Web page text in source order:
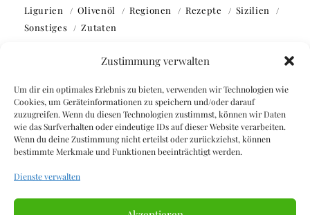
Zustimmung verwalten
Um dir ein optimales Erlebnis zu bieten, verwenden wir Technologien wie
Cookies, um Geräteinformationen zu speichern und/oder darauf
zuzugreifen. Wenn du diesen Technologien zustimmst, können wir Daten
wie das Surfverhalten oder eindeutige IDs auf dieser Website verarbeiten.
Wenn du deine Zustimmung nicht erteilst oder zurückziehst, können
bestimmte Merkmale und Funktionen beeinträchtigt werden.
Dienste verwalten
Ligurien
Olivenöl Regionen Rezepte
Sizilien
Sonstiges
Zutaten
Webseite durchsuchen
SUCHEN